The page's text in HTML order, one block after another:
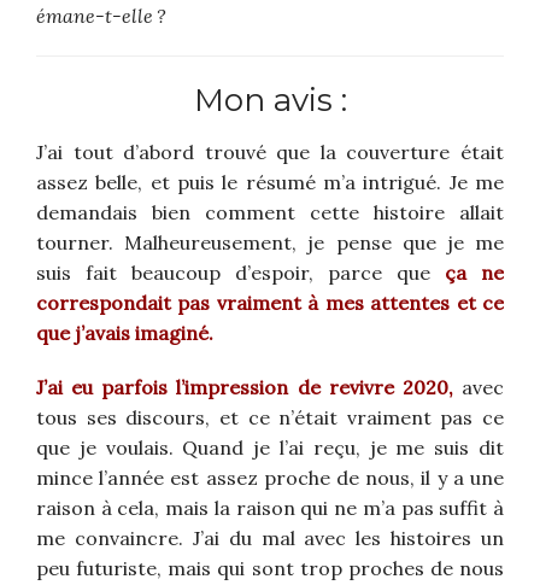
émane-t-elle ?
Mon avis :
J’ai tout d’abord trouvé que la couverture était
assez belle, et puis le résumé m’a intrigué. Je me
demandais bien comment cette histoire allait
tourner. Malheureusement, je pense que je me
suis fait beaucoup d’espoir, parce que ça ne
correspondait pas vraiment à mes attentes et ce
que j’avais imaginé.
J’ai eu parfois l’impression de revivre 2020,avec
tous ses discours, et ce n’était vraiment pas ce
que je voulais. Quand je l’ai reçu, je me suis dit
mince l’année est assez proche de nous, il y a une
raison à cela, mais la raison qui ne m’a pas suffit à
me convaincre. J’ai du mal avec les histoires un
peu futuriste, mais qui sont trop proches de nous